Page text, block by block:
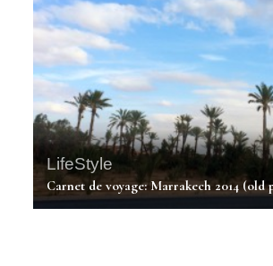
LifeStyle
Carnet de voyage: Marrakech 2014 (old